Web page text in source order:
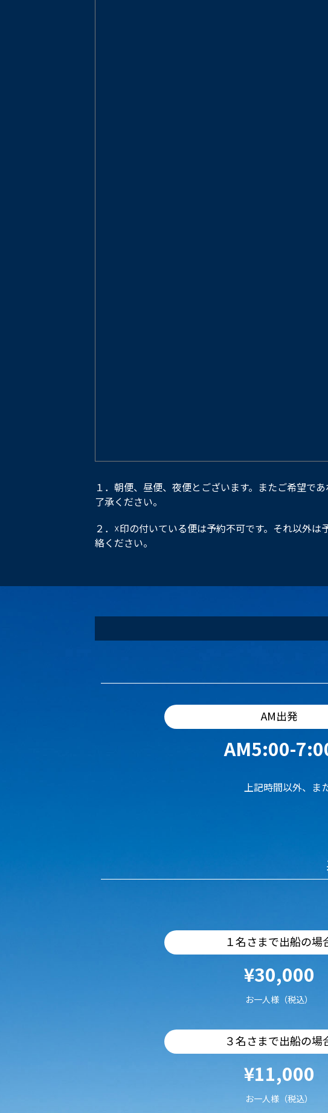
１．朝便、昼便、夜便とございます。またご希望で
了承ください。
２．☓印の付いている便は予約不可です。それ以外
絡ください。
AM出発
AM5:00-
上記時間以外、ま
１名さまで出船の場
¥30,000
お一人様（税込）
３名さまで出船の場
¥11,000
お一人様（税込）